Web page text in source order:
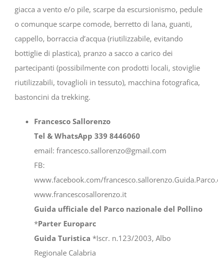
giacca a vento e/o pile, scarpe da escursionismo, pedule
o comunque scarpe comode, berretto di lana, guanti,
cappello, borraccia d’acqua (riutilizzabile, evitando
bottiglie di plastica), pranzo a sacco a carico dei
partecipanti (possibilmente con prodotti locali, stoviglie
riutilizzabili, tovaglioli in tessuto), macchina fotografica,
bastoncini da trekking.
Francesco Sallorenzo
Tel & WhatsApp 339 8446060
email: francesco.sallorenzo@gmail.com
FB:
www.facebook.com/
www.francescosallorenzo.it
Guida ufficiale del Parco nazionale del Pollino
*Parter Europarc
Guida Turistica *Iscr. n.123/2003, Albo
Regionale Calabria